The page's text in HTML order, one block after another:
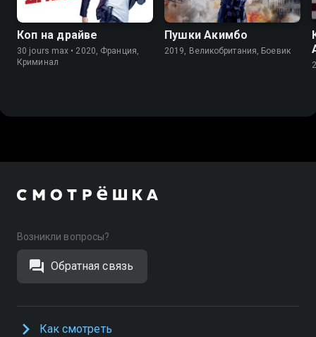
Коп на драйве
30 jours max • 2020, Франция,
Криминал
Пушки Акимбо
2019, Великобритания, Боевик
Возникли вопросы?
Обратная связь
Как смотреть